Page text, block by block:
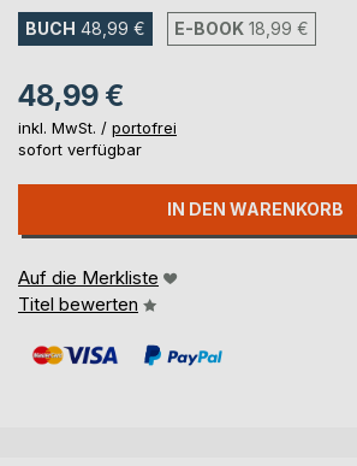
BUCH 48,99 € E-BOOK 18,99 €
48,99 €
inkl. MwSt. / portofrei
sofort verfügbar
IN DEN WARENKORB
Auf die Merkliste
Titel bewerten